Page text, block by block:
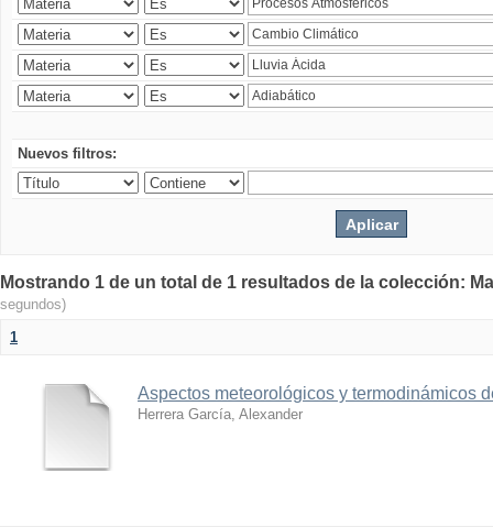
Nuevos filtros:
Mostrando 1 de un total de 1 resultados de la colección:
segundos)
1
Aspectos meteorológicos y termodinámicos
Herrera García, Alexander